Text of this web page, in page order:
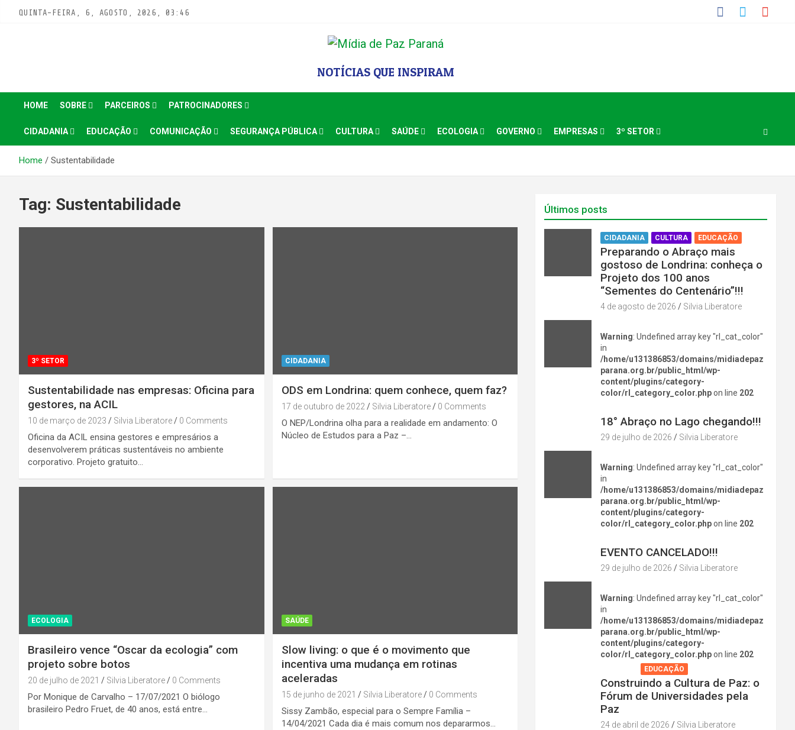
QUINTA-FEIRA, 6, AGOSTO, 2026, 03:46
NOTÍCIAS QUE INSPIRAM
HOME SOBRE PARCEIROS PATROCINADORES
CIDADANIA EDUCAÇÃO COMUNICAÇÃO SEGURANÇA PÚBLICA CULTURA SAÚDE ECOLOGIA GOVERNO EMPRESAS 3º SETOR
Home Sustentabilidade
Tag: Sustentabilidade
3º SETOR
Sustentabilidade nas empresas: Oficina para
gestores, na ACIL
10 de março de 2023 Silvia Liberatore 0 Comments
Oficina da ACIL ensina gestores e empresários a
desenvolverem práticas sustentáveis no ambiente
corporativo. Projeto gratuito…
CIDADANIA
ODS em Londrina: quem conhece, quem faz?
17 de outubro de 2022 Silvia Liberatore 0 Comments
O NEP/Londrina olha para a realidade em andamento: O
Núcleo de Estudos para a Paz –…
ECOLOGIA
Brasileiro vence “Oscar da ecologia” com
projeto sobre botos
20 de julho de 2021 Silvia Liberatore 0 Comments
Por Monique de Carvalho – 17/07/2021 O biólogo
brasileiro Pedro Fruet, de 40 anos, está entre…
SAÚDE
Slow living: o que é o movimento que
incentiva uma mudança em rotinas
aceleradas
15 de junho de 2021 Silvia Liberatore 0 Comments
Sissy Zambão, especial para o Sempre Família –
14/04/2021 Cada dia é mais comum nos depararmos…
Últimos posts
CIDADANIA CULTURA EDUCAÇÃO
Preparando o Abraço mais
gostoso de Londrina: conheça o
Projeto dos 100 anos
“Sementes do Centenário”!!!
4 de agosto de 2026 Silvia Liberatore
Warning: Undefined array key "rl_cat_color"
in
/home/u131386853/domains/midiadepaz
parana.org.br/public_html/wp-
content/plugins/category-
color/rl_category_color.phpon line 202
18° Abraço no Lago chegando!!!
29 de julho de 2026 Silvia Liberatore
Warning: Undefined array key "rl_cat_color"
in
/home/u131386853/domains/midiadepaz
parana.org.br/public_html/wp-
content/plugins/category-
color/rl_category_color.phpon line 202
EVENTO CANCELADO!!!
29 de julho de 2026 Silvia Liberatore
Warning: Undefined array key "rl_cat_color"
in
/home/u131386853/domains/midiadepaz
parana.org.br/public_html/wp-
content/plugins/category-
color/rl_category_color.phpon line 202
EDUCAÇÃO
Construindo a Cultura de Paz: o
Fórum de Universidades pela
Paz
24 de abril de 2026 Silvia Liberatore